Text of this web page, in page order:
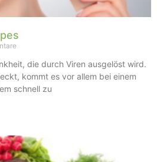
die durch Viren ausgelöst wird.
kommt es vor allem bei einem
schnell zu